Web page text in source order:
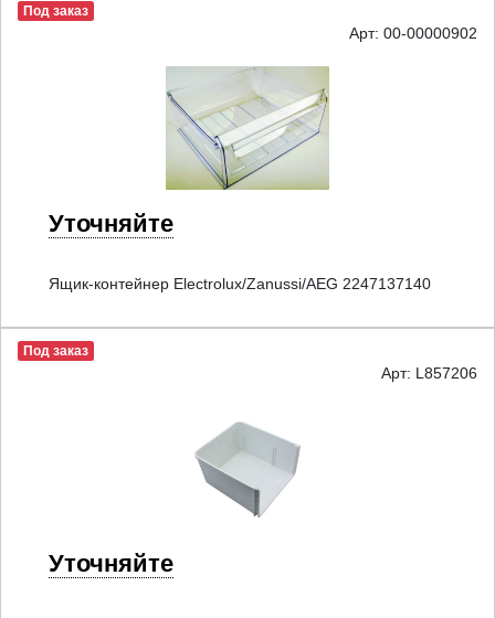
Под заказ
Арт: 00-00000902
Уточняйте
Ящик-контейнер Electrolux/Zanussi/AEG 2247137140
Под заказ
Арт: L857206
Уточняйте